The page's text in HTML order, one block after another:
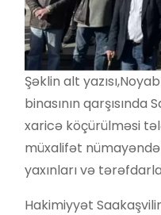
Şəklin alt yazısı,
binasının
xaricə köçürülməsi
müxalifət
yaxınları və
Hakimiyyət